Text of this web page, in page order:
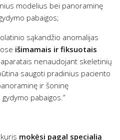
modelius bei panoraminę
pabaigos;
sąkandžio anomalijas
išimamais ir fiksuotais
nenaudojant skeletinių
saugoti pradinius paciento
ir šoninę
pabaigos.”
mokėsi pagal specialią